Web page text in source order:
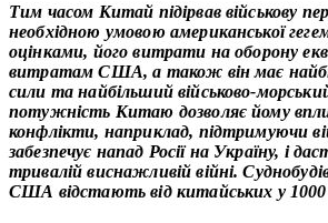
Тим часом Китай підірвав військову
необхідною умовою американської
оцінками, його витрати на оборону
витратам США, а також він має
сили та найбільший військово-
потужність Китаю дозволяє йому
конфлікти, наприклад, підтримуючи
забезпечує напад Росії на Україну, і
тривалій виснажливій війні.
США відстають від китайських у 1000